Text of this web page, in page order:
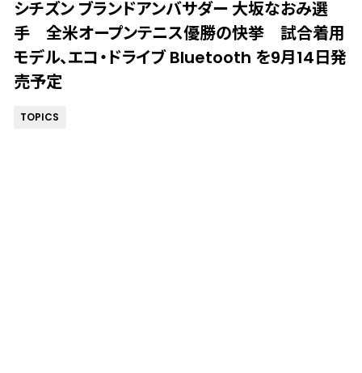
シチズン ブランドアンバサダー 大坂なおみ選
手 全米オープンテニス優勝の快挙 試合着用
モデル、エコ・ドライブ Bluetooth を9月14日発
売予定
TOPICS